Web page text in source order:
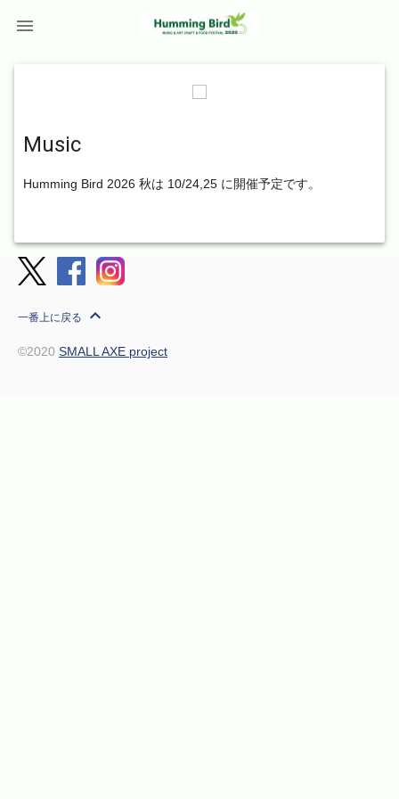

Music
Humming Bird 2026 秋は 10/24,25 に開催予定です。
一番上に戻る expand_less
©2020 SMALL AXE project